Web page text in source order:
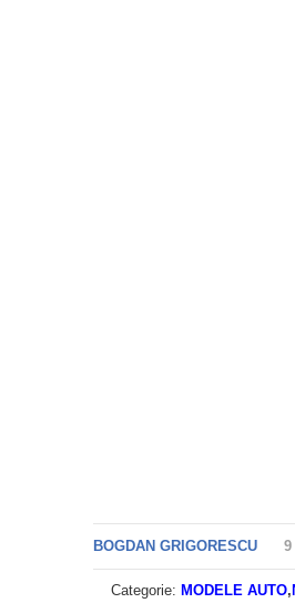
BOGDAN GRIGORESCU 9
Categorie: MODELE AUTO,